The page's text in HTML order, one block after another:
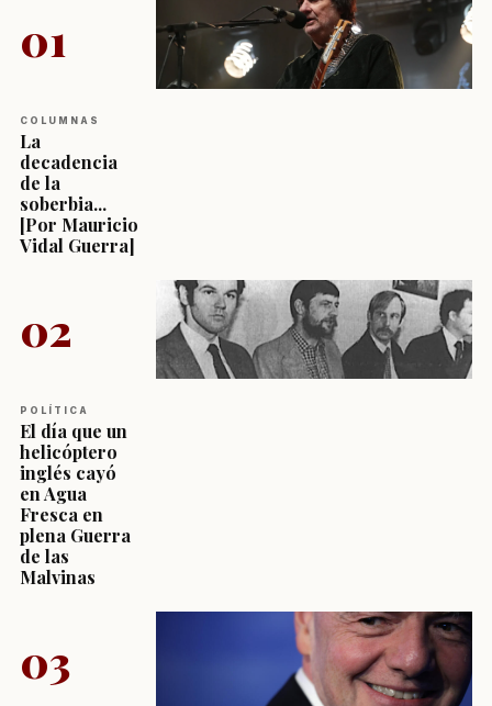
01
COLUMNAS
La
decadencia
de la
soberbia...
[Por Mauricio
Vidal Guerra]
02
POLÍTICA
El día que un
helicóptero
inglés cayó
en Agua
Fresca en
plena Guerra
de las
Malvinas
03